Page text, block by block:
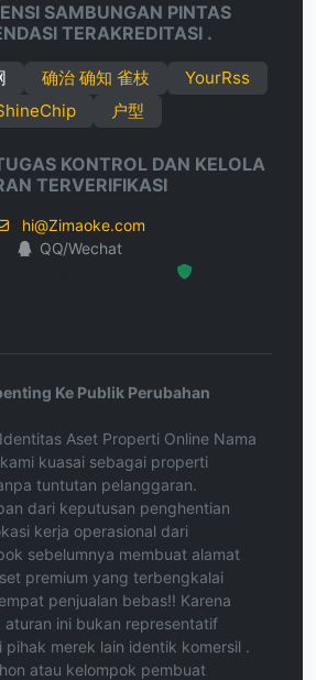
SAMBUNGAN PINTAS
TERAKREDITASI .
确治 确知 雀枝
YourRss
户型
KONTROL DAN KELOLA
TERVERIFIKASI
hi@Zimaoke.com
QQ/Wechat
Ke Publik Perubahan
Aset Properti Online Nama
kuasai sebagai properti
tuntutan pelanggaran.
dari keputusan penghentian
kerja operasional dari
sebelumnya membuat alamat
premium yang terbengkalai
penjualan bebas!! Karena
aturan ini bukan representatif
merek lain identik komersil .
atau kelompok pembuat